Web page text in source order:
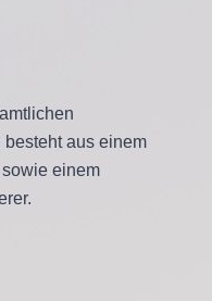
aus einem
einem